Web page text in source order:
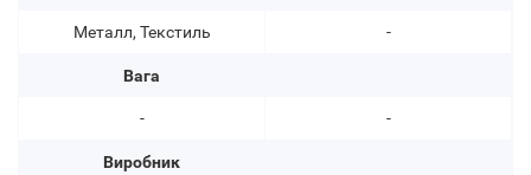
Металл, Текстиль
Вага
-
Виробник
-
-